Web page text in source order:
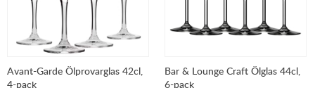
Avant-Garde Ölprovarglas 42cl,
4-pack
Bar & Lounge Craft Ölglas 44cl,
6-pack